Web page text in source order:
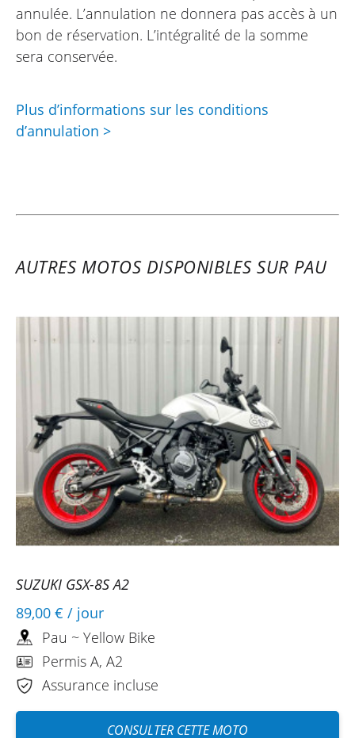
annulée. L’annulation ne donnera pas accès à un
bon de réservation. L’intégralité de la somme
sera conservée.
Plus d’informations sur les conditions
d’annulation >
AUTRES MOTOS DISPONIBLES SUR PAU
SUZUKI GSX-8S A2
89,00 € / jour
Pau ~ Yellow Bike
Permis A, A2
Assurance incluse
CONSULTER CETTE MOTO